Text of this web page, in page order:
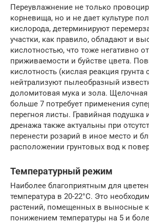
Переувлажнение не только
корневища, но и не дает культуре
кислорода, детерминируют
участки, как правило, обладают и
кислотностью, что тоже негативно
приживаемости и буйстве цвета.
кислотность (кислая реакция
нейтрализуют пылеобразный
доломитовая мука и зола. Щелочная
больше 7 потребует применения
перегноя листы. Гравийная подушка
дренажа также актуальны при
перенести розарий в иное место и
расположении грунтовых вод к
Температурный режим
Наиболее благоприятным для
температура в 20-22°С. Это
растений, помещенных в выносные
понижением температуры на 5 и